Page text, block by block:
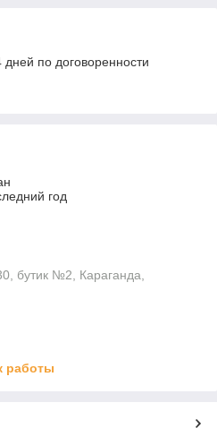
дней по договоренности
год
бутик №2, Караганда,
работы